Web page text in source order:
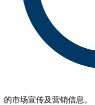
的市场宣传及营销信息。